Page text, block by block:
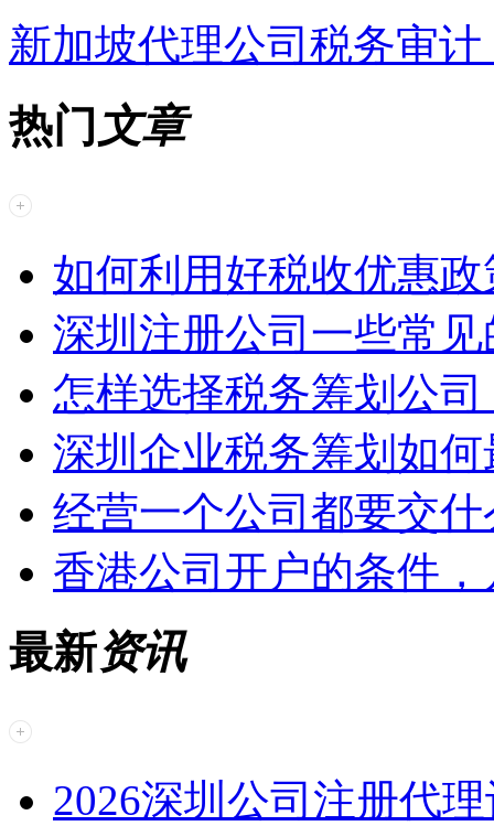
新加坡代理公司税务审
热门 文章
如何利用好税收优惠
深圳注册公司一些常
怎样选择税务筹划公司
深圳企业税务筹划如
经营一个公司都要交
香港公司开户的条件
最新资讯
2026深圳公司注册代